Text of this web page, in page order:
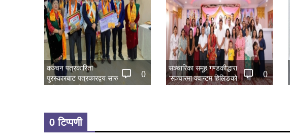
0
कञ्चन पत्रकारिता
पुरस्कारबाट पत्रकारद्वय सारु
र जिटी सम्मानित
0
सञ्चारिका समूह गण्डकीद्धारा
‘सञ्चारमा क्वान्टम हिलिङको
महत्त्व’ विषयक अन्तरक्रिया सम्पन्न
0 टिप्पणी